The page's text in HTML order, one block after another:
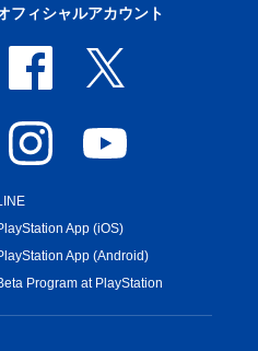
フィシャルアカウント
App (iOS)
App (Android)
Program at PlayStation